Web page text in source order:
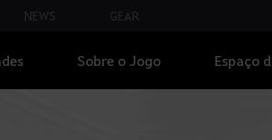
NEWS GEAR
Sobre o Jogo Espaço